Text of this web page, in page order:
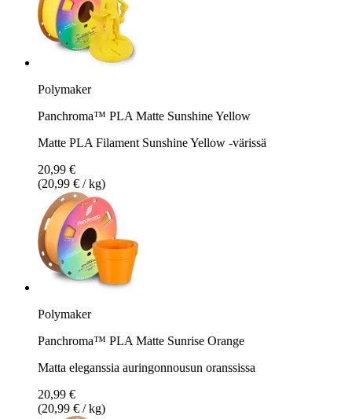
Polymaker
Panchroma™ PLA Matte Sunshine Yellow
Matte PLA Filament Sunshine Yellow -värissä
20,99 €
(20,99 € / kg)
Polymaker
Panchroma™ PLA Matte Sunrise Orange
Matta eleganssia auringonnousun oranssissa
20,99 €
(20,99 € / kg)